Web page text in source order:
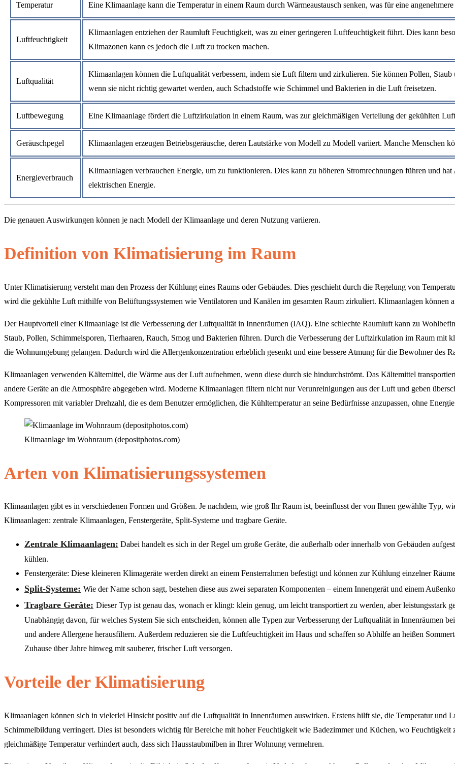
Temperatur Eine Klimaanlage kann die Temperatur in einem Raum durch Wärmeaustausch senken, was für eine
Luftfeuchtigkeit
Klimaanlagen entziehen der Raumluft Feuchtigkeit, was zu einer geringeren Luftfeuchtigkeit führt. Dies kann
Klimazonen kann es jedoch die Luft zu trocken machen.
Luftqualität
Klimaanlagen können die Luftqualität verbessern, indem sie Luft filtern und zirkulieren. Sie können Pollen,
wenn sie nicht richtig gewartet werden, auch Schadstoffe wie Schimmel und Bakterien in die Luft freisetzen.
Luftbewegung Eine Klimaanlage fördert die Luftzirkulation in einem Raum, was zur gleichmäßigen Verteilung der gekühlten
Geräuschpegel Klimaanlagen erzeugen Betriebsgeräusche, deren Lautstärke von Modell zu Modell variiert. Manche Menschen
Energieverbrauch
Klimaanlagen verbrauchen Energie, um zu funktionieren. Dies kann zu höheren Stromrechnungen führen und
elektrischen Energie.
Die genauen Auswirkungen können je nach Modell der Klimaanlage und deren Nutzung variieren.
Definition von Klimatisierung im Raum
Unter Klimatisierung versteht man den Prozess der Kühlung eines Raums oder Gebäudes. Dies geschieht durch die Regelung von
wird die gekühlte Luft mithilfe von Belüftungssystemen wie Ventilatoren und Kanälen im gesamten Raum zirkuliert. Klimaanlagen können
Der Hauptvorteil einer Klimaanlage ist die Verbesserung der Luftqualität in Innenräumen (IAQ). Eine schlechte Raumluft kann zu
Staub, Pollen, Schimmelsporen, Tierhaaren, Rauch, Smog und Bakterien führen. Durch die Verbesserung der Luftzirkulation im Raum mit
die Wohnumgebung gelangen. Dadurch wird die Allergenkonzentration erheblich gesenkt und eine bessere Atmung für die Bewohner des
Klimaanlagen verwenden Kältemittel, die Wärme aus der Luft aufnehmen, wenn diese durch sie hindurchströmt. Das Kältemittel
andere Geräte an die Atmosphäre abgegeben wird. Moderne Klimaanlagen filtern nicht nur Verunreinigungen aus der Luft und geben
Kompressoren mit variabler Drehzahl, die es dem Benutzer ermöglichen, die Kühltemperatur an seine Bedürfnisse anzupassen, ohne
Klimaanlage im Wohnraum (depositphotos.com)
Arten von Klimatisierungssystemen
Klimaanlagen gibt es in verschiedenen Formen und Größen. Je nachdem, wie groß Ihr Raum ist, beeinflusst der von Ihnen gewählte Typ,
Klimaanlagen: zentrale Klimaanlagen, Fenstergeräte, Split-Systeme und tragbare Geräte.
Zentrale Klimaanlagen: Dabei handelt es sich in der Regel um große Geräte, die außerhalb oder innerhalb von Gebäuden
kühlen.
Fenstergeräte: Diese kleineren Klimageräte werden direkt an einem Fensterrahmen befestigt und können zur Kühlung einzelner
Split-Systeme: Wie der Name schon sagt, bestehen diese aus zwei separaten Komponenten – einem Innengerät und einem
Tragbare Geräte: Dieser Typ ist genau das, wonach er klingt: klein genug, um leicht transportiert zu werden, aber leistungsstark
Unabhängig davon, für welches System Sie sich entscheiden, können alle Typen zur Verbesserung der Luftqualität in Innenräumen
und andere Allergene herausfiltern. Außerdem reduzieren sie die Luftfeuchtigkeit im Haus und schaffen so Abhilfe an heißen
Zuhause über Jahre hinweg mit sauberer, frischer Luft versorgen.
Vorteile der Klimatisierung
Klimaanlagen können sich in vielerlei Hinsicht positiv auf die Luftqualität in Innenräumen auswirken. Erstens hilft sie, die Temperatur und
Schimmelbildung verringert. Dies ist besonders wichtig für Bereiche mit hoher Feuchtigkeit wie Badezimmer und Küchen, wo
gleichmäßige Temperatur verhindert auch, dass sich Hausstaubmilben in Ihrer Wohnung vermehren.